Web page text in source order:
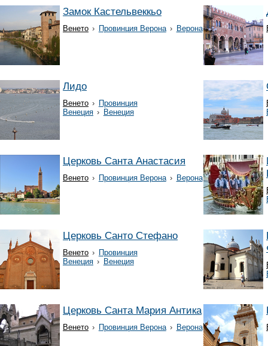
Замок Кастельвеккьо
Венето › Провинция Верона › Верона
Лидо
Венето › Провинция
Венеция › Венеция
Церковь Санта Анастасия
Венето › Провинция Верона › Верона
Церковь Санто Стефано
Венето › Провинция
Венеция › Венеция
Церковь Санта Мария Антика
Венето › Провинция Верона › Верона